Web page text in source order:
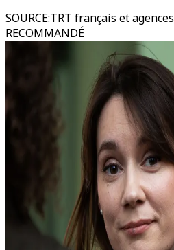
SOURCE:TRT français et agences
RECOMMANDÉ